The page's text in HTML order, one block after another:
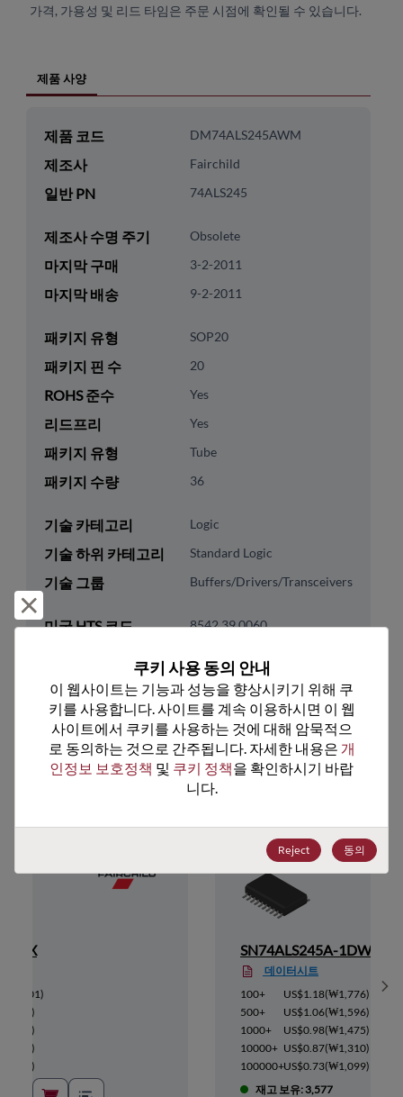
가격, 가용성 및 리드 타임은 주문 시점에 확인될 수 있습니다.
제품 사양
제품 코드 DM74ALS245AWM
제조사 Fairchild
일반 PN 74ALS245
제조사 수명 주기 Obsolete
마지막 구매 3-2-2011
마지막 배송 9-2-2011
패키지 유형 SOP20
패키지 핀 수 20
ROHS 준수 Yes
리드프리 Yes
패키지 유형 Tube
패키지 수량 36
기술 카테고리 Logic
기술 하위 카테고리 Standard Logic
기술 그룹 Buffers/Drivers/Transceivers
미국 HTS 코드 8542.39.0060
추천 대체 제품
₩1,101)
)
)
)
)
SN74ALS245A-1DW
데이터시트
100+
US$1.18(₩1,776)
500+
US$1.06(₩1,596)
1000+
US$0.98(₩1,475)
10000+ US$0.87(₩1,310)
100000+US$0.73(₩1,099)
재고 보유: 3,577
쿠키 사용 동의 안내
이 웹사이트는 기능과 성능을 향상시키기 위해 쿠
키를 사용합니다. 사이트를 계속 이용하시면 이 웹
사이트에서 쿠키를 사용하는 것에 대해 암묵적으
로 동의하는 것으로 간주됩니다. 자세한 내용은 개
인정보 보호정책 및 쿠키 정책을 확인하시기 바랍
니다.
Reject 동의